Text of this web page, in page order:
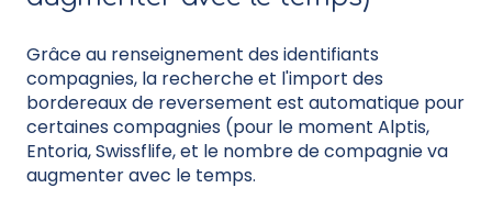
Grâce au renseignement des identifiants
compagnies, la recherche et l'import des
bordereaux de reversement est automatique pour
certaines compagnies (pour le moment Alptis,
Entoria, Swissflife, et le nombre de compagnie va
augmenter avec le temps.